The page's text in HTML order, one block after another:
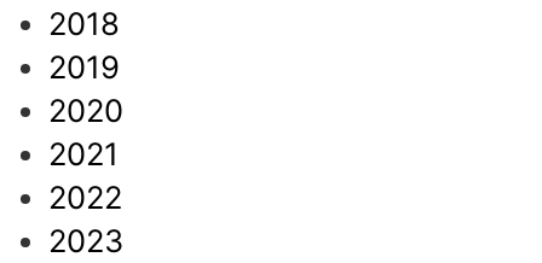
2018
2019
2020
2021
2022
2023